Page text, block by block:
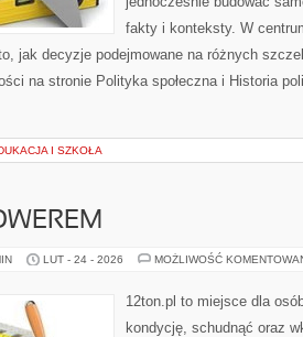
fakty i konteksty. W
jak decyzje podejmowane na różnych
na stronie Polityka społeczna i Historia
I SZKOŁA
LUT - 24 - 2026 MOŻLIWOŚĆ
12ton.pl to miejsce dla
kondycję, schudnąć oraz